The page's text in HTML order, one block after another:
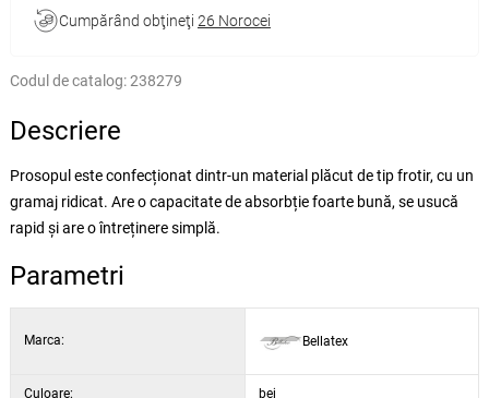
Cumpărând obţineţi 26 Norocei
Codul de catalog:238279
Descriere
Prosopul este confecționat dintr-un material plăcut de tip frotir, cu un
gramaj ridicat. Are o capacitate de absorbție foarte bună, se usucă
rapid și are o întreținere simplă.
Parametri
Marca: Bellatex
Culoare: bej